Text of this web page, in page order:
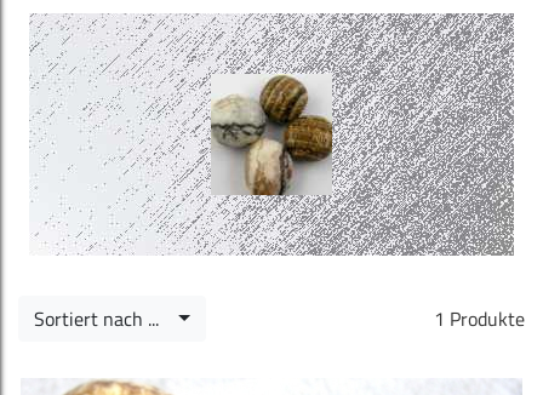
1 Produkte
Sortiert nach ...